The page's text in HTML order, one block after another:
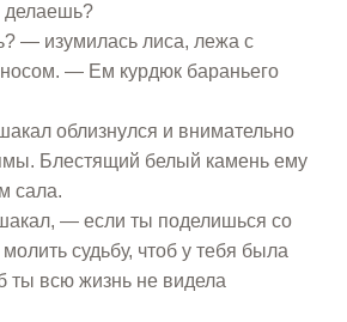
делаешь?
— изумилась лиса, лежа с
— Ем курдюк бараньего
облизнулся и внимательно
Блестящий белый камень ему
сала.
— если ты поделишься со
судьбу, чтоб у тебя была
ты всю жизнь не видела